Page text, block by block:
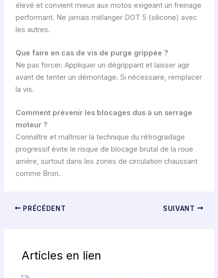
élevé et convient mieux aux motos exigeant un freinage
performant. Ne jamais mélanger DOT 5 (silicone) avec
les autres.
Que faire en cas de vis de purge grippée ?
Ne pas forcer. Appliquer un dégrippant et laisser agir
avant de tenter un démontage. Si nécessaire, remplacer
la vis.
Comment prévenir les blocages dus à un serrage
moteur ?
Connaître et maîtriser la technique du rétrogradage
progressif évite le risque de blocage brutal de la roue
arrière, surtout dans les zones de circulation chaussant
comme Bron.
PRÉCÉDENT SUIVANT
Articles en lien